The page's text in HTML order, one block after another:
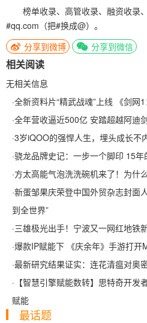
榜单收录、高管收录、融资收录
#qq.com（把#换成@）。
分享到微博
分享到微信
相关阅读
无相关信息
·全新资料片“精武战魂”上线 《剑网
·全年营收逼近500亿 安踏超越阿迪
·3岁iQOO的强悍人生，埋头成长不
·骁龙品牌史记：一步一个脚印 15
·方太高能气泡洗洗碗机来了！为什
·新蛋邹果庆荣登中国外贸杂志封
到全世界”
·三雄极光出手！宁波又一网红地铁
·爆款IP赋能下 《庆余年》手游打开
·最新研究结果证实：连花清瘟对奥
· 【智慧引擎赋能数转】思特奇开
赋能
最话题